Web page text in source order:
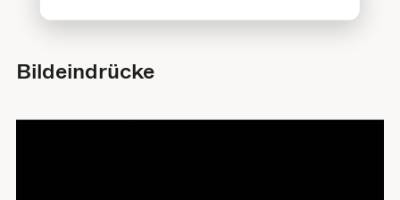
Bildeindrücke